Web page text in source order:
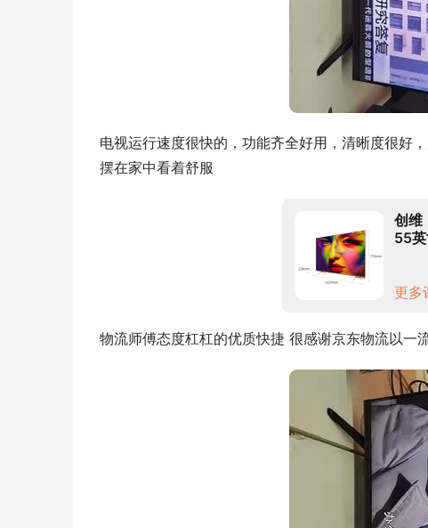
电视运行速度很快的，功能齐全好用，清晰度很好
摆在家中看着舒服
创维
55
更多
物流师傅态度杠杠的优质快捷 很感谢京东物流以一